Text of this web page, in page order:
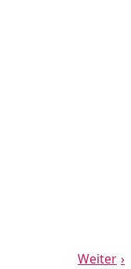
Weiter